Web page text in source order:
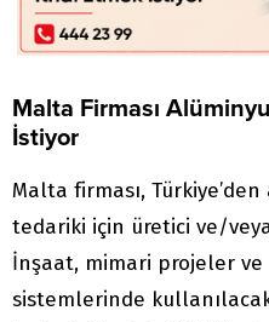
Malta Firması
İstiyor
Malta firması,
tedariki için üretici ve/
İnşaat, mimari projeler ve
sistemlerinde